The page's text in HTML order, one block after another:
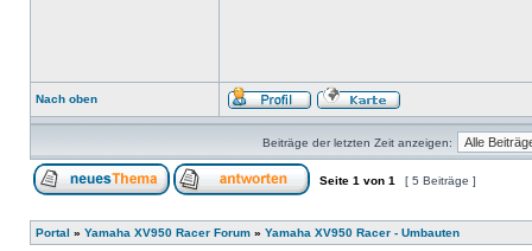
Nach oben
Beiträge der letzten Zeit anzeigen:
Seite 1 von 1 [ 5 Beiträge ]
Portal » Yamaha XV950 Racer Forum » Yamaha XV950 Racer - Umbauten